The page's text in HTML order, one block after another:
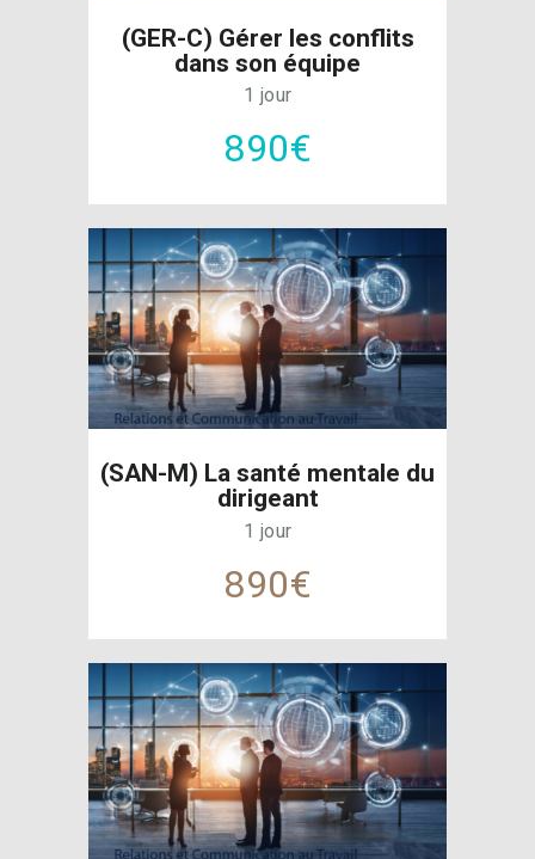
(GER-C) Gérer les conflits
dans son équipe
1 jour
890€
(SAN-M) La santé mentale du
dirigeant
1 jour
890€